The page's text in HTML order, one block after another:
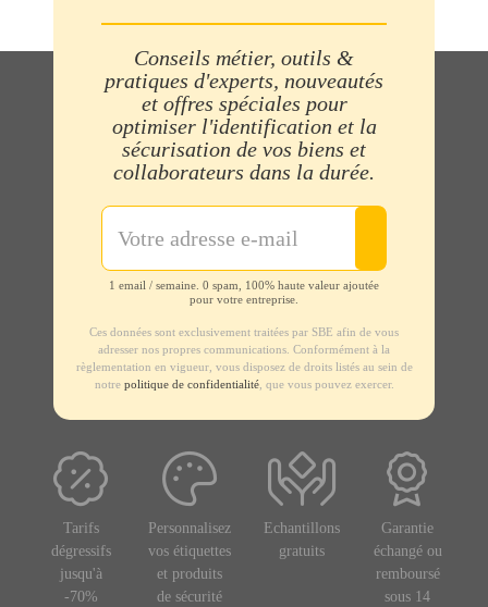
Conseils métier, outils &
pratiques d'experts, nouveautés
et offres spéciales pour
optimiser l'identification et la
sécurisation de vos biens et
collaborateurs dans la durée.
1 email / semaine. 0 spam, 100% haute valeur ajoutée
pour votre entreprise.
Ces données sont exclusivement traitées par SBE afin de vous
adresser nos propres communications. Conformément à la
règlementation en vigueur, vous disposez de droits listés au sein de
notre politique de confidentialité, que vous pouvez exercer.
Tarifs
dégressifs
jusqu'à
-70%
Personnalisez
vos étiquettes
et produits
de sécurité
Echantillons
gratuits
Garantie
échangé ou
remboursé
sous 14